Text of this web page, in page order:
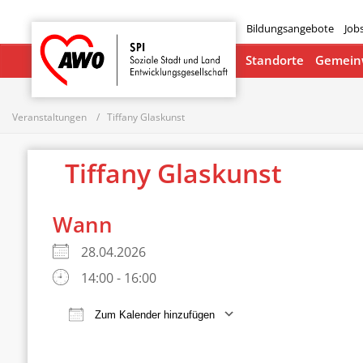
Bildungsangebote
Startseite
Standorte
Veranstaltungen Tiffany Glaskunst
Tiffany Glaskunst
Wann
28.04.2026
14:00 - 16:00
Zum Kalender hinzufügen